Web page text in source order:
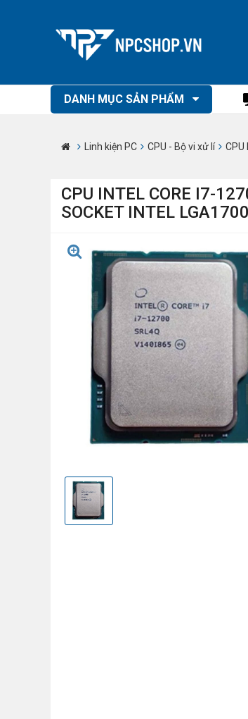
DANH MỤC SẢN PHẨM
Linh kiện PC CPU - Bộ vi xử lí CPU
CPU INTEL CORE I7-
SOCKET INTEL LGA1700